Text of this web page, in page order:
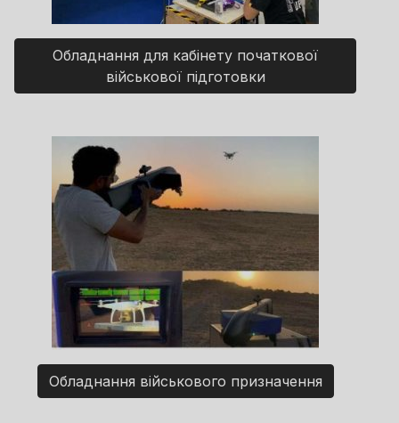
Обладнання для кабінету початкової
військової підготовки
Обладнання військового призначення